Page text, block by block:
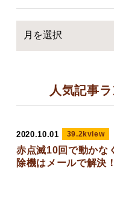
人気記事
2020.10.01 39.2kview
赤点滅10回で動かな
除機はメールで解決！